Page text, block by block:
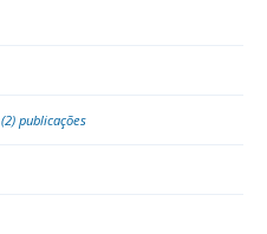
(2) publicações